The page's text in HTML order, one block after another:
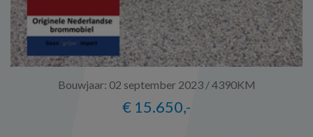
Bouwjaar: 02 september 2023 / 4390KM
€ 15.650,-